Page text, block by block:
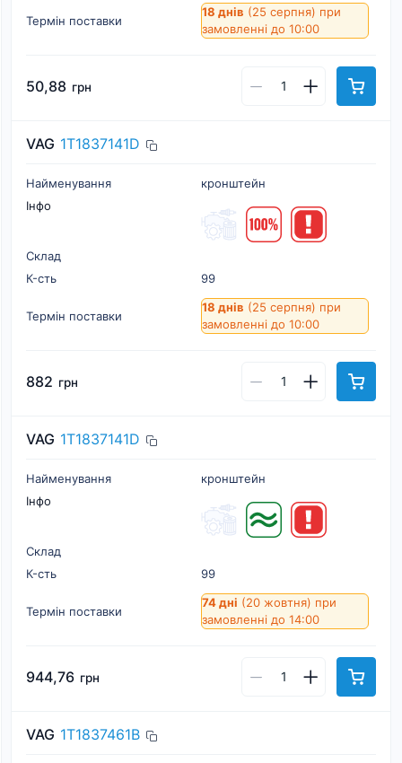
Термін поставки
18 днів (25 серпня) при
замовленні до 10:00
50,88 грн
VAG 1T1837141D
Найменування
кронштейн
Інфо
Склад
К-cть
99
Термін поставки
18 днів (25 серпня) при
замовленні до 10:00
882 грн
VAG 1T1837141D
Найменування
кронштейн
Інфо
Склад
К-cть
99
Термін поставки
74 дні (20 жовтня) при
замовленні до 14:00
944,76 грн
VAG 1T1837461B